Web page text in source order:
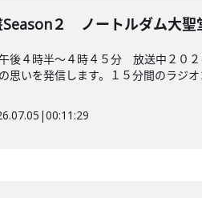
２ ノートルダム大聖
４時半～４時４５分 放送中２０２
思いを発信します。１５分間のラジオ
|00:11:29